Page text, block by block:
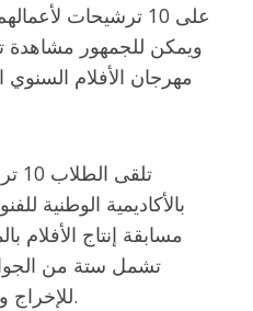
على 10 ترشيحات
ويمكن للجمهور مشاهدة
مهرجان الأفلام
بالأكاديمية الوطنية
مسابقة إنتاج الأفلام
تشمل ستة من
للإخراج والكتابة والتصوير والمونتاج.